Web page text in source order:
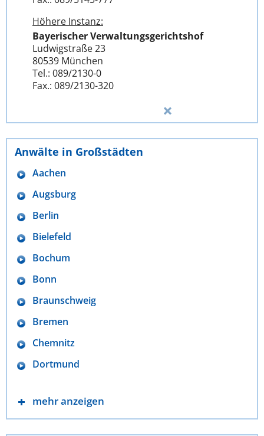
Höhere Instanz:
Bayerischer Verwaltungsgerichtshof
Ludwigstraße 23
80539 München
Tel.: 089/2130-0
Fax.: 089/2130-320
Anwälte in Großstädten
Aachen
Augsburg
Berlin
Bielefeld
Bochum
Bonn
Braunschweig
Bremen
Chemnitz
Dortmund
mehr anzeigen